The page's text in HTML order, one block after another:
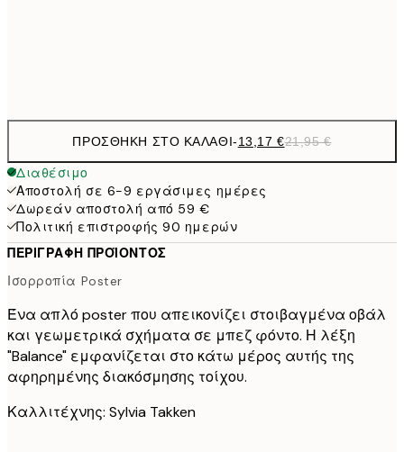
ΠΡΟΣΘΉΚΗ ΣΤΟ ΚΑΛΆΘΙ-13,17 €21,95 €
Διαθέσιμο
Αποστολή σε 6-9 εργάσιμες ημέρες
Δωρεάν αποστολή από 59 €
Πολιτική επιστροφής 90 ημερών
ΠΕΡΙΓΡΑΦΉ ΠΡΟΪΌΝΤΟΣ
Ισορροπία Poster
Ένα απλό poster που απεικονίζει στοιβαγμένα οβάλ
και γεωμετρικά σχήματα σε μπεζ φόντο. Η λέξη
"Balance" εμφανίζεται στο κάτω μέρος αυτής της
αφηρημένης διακόσμησης τοίχου.
Καλλιτέχνης: Sylvia Takken